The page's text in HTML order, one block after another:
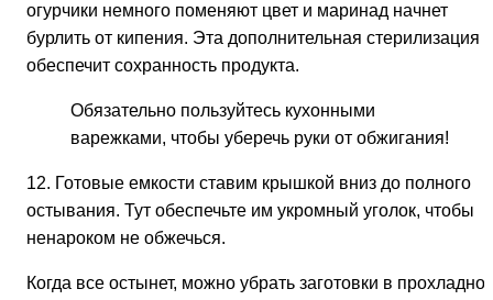
огурчики немного поменяют цвет и маринад начнет
бурлить от кипения. Эта дополнительная стерилизация
обеспечит сохранность продукта.
Обязательно пользуйтесь кухонными
варежками, чтобы уберечь руки от обжигания!
12. Готовые емкости ставим крышкой вниз до полного
остывания. Тут обеспечьте им укромный уголок, чтобы
ненароком не обжечься.
Когда все остынет, можно убрать заготовки в